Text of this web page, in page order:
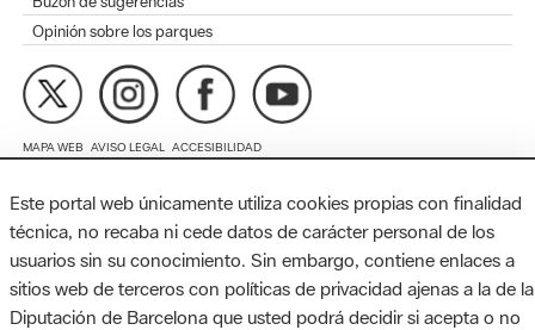
Diputación de Barcelona. Edifici Llacuna, 1a planta. Badajoz, 49.
08005 Barcelona. Tel. 934 022 428 / xarxaparcs@diba.cat
Este portal web únicamente utiliza cookies propias con finalidad
técnica, no recaba ni cede datos de carácter personal de los
usuarios sin su conocimiento. Sin embargo, contiene enlaces a
sitios web de terceros con políticas de privacidad ajenas a la de la
Diputación de Barcelona que usted podrá decidir si acepta o no